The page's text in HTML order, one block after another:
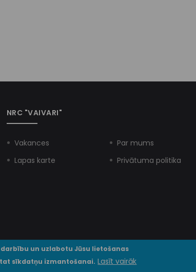
NRC "VAIVARI"
Vakances
Lapas karte
Par mums
Privātuma politika
© VSIA NRC "Vaivari" 2025. Visas tiesības paturētas.
un uzlabotu Jūsu lietošanas
sīkdatņu izmantošanai. Lasīt vairāk